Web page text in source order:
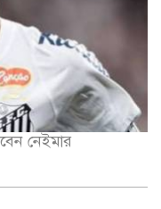
নেইমার